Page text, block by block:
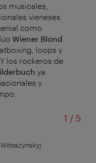
musicales,
vieneses.
como
Wiener Blond
loops y
los rockeros de
ya
y
1 /de
5